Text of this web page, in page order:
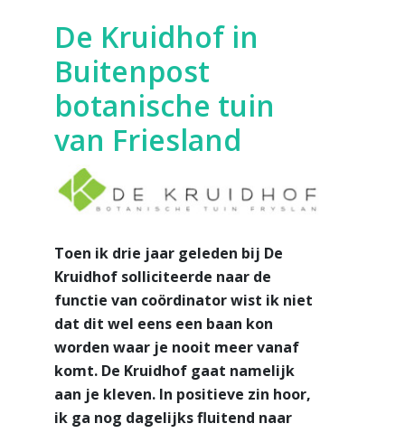
De Kruidhof in
Buitenpost
botanische tuin
van Friesland
Toen ik drie jaar geleden bij De
Kruidhof solliciteerde naar de
functie van coördinator wist ik niet
dat dit wel eens een baan kon
worden waar je nooit meer vanaf
komt. De Kruidhof gaat namelijk
aan je kleven. In positieve zin hoor,
ik ga nog dagelijks fluitend naar